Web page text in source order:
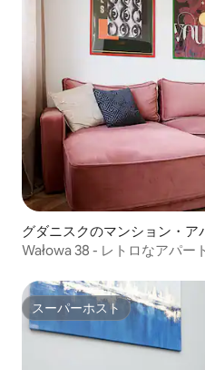
グダニスクのマンション・ア
Wałowa 38 - レトロなアパ
スーパーホスト
スーパーホスト